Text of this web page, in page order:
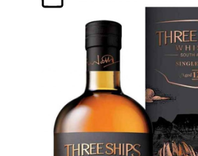
Ром Captain Morgan White 37,5%
Водка Smirnoff Red Vodka 37,5%
Пиво Guinness Draught 4,2% Can
Виски Talisker 10 YO Malt 45,8% in Box